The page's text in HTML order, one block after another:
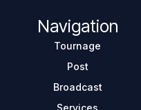
Navigation
Tournage
Post
Broadcast
Services